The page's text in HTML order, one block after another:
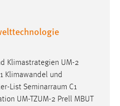
Klimastrategien UM-2
Klimawandel und
List Seminarraum C1
UM-TZUM-2 Prell MBUT